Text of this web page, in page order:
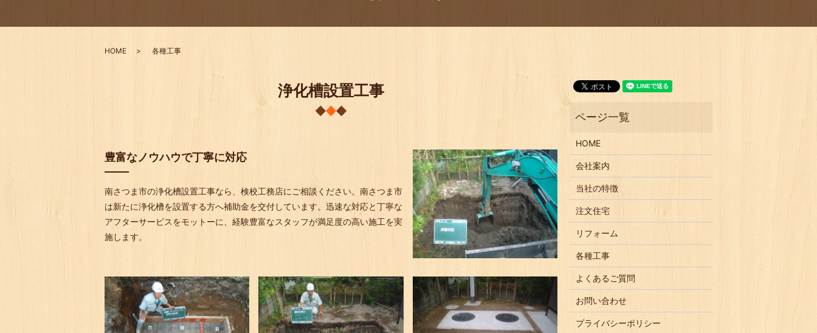
HOME 各種工事
浄化槽設置工事
豊富なノウハウで丁寧に対応
南さつま市の浄化槽設置工事なら、検校工務店にご相談ください。南さつま市
は新たに浄化槽を設置する方へ補助金を交付しています。迅速な対応と丁寧な
アフターサービスをモットーに、経験豊富なスタッフが満足度の高い施工を実
施します。
HOME
会社案内
当社の特徴
注文住宅
リフォーム
各種工事
よくあるご質問
お問い合わせ
プライバシーポリシー